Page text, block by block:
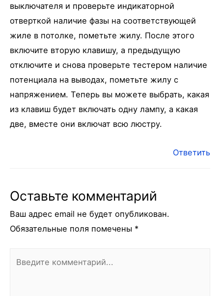
выключателя и проверьте индикаторной
отверткой наличие фазы на соответствующей
жиле в потолке, пометьте жилу. После этого
включите вторую клавишу, а предыдущую
отключите и снова проверьте тестером наличие
потенциала на выводах, пометьте жилу с
напряжением. Теперь вы можете выбрать, какая
из клавиш будет включать одну лампу, а какая
две, вместе они включат всю люстру.
Ответить
Оставьте комментарий
Ваш адрес email не будет опубликован.
Обязательные поля помечены *